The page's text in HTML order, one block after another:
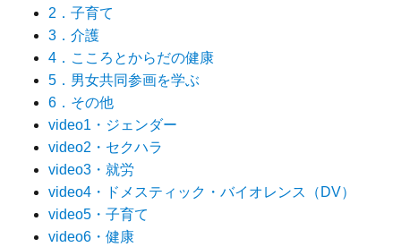
2．子育て
3．介護
4．こころとからだの健康
5．男女共同参画を学ぶ
6．その他
video1・ジェンダー
video2・セクハラ
video3・就労
video4・ドメスティック・バイオレンス（DV）
video5・子育て
video6・健康